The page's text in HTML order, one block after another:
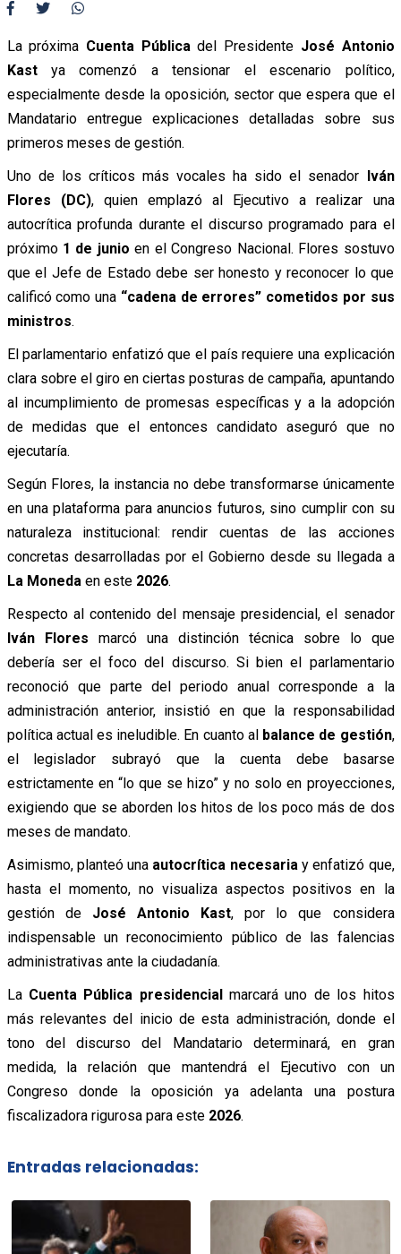
La próxima Cuenta Pública del Presidente José Antonio
Kastya comenzó a tensionar el escenario político,
especialmente desde la oposición, sector que espera que el
Mandatario entregue explicaciones detalladas sobre sus
primeros meses de gestión.
Uno de los críticos más vocales ha sido el senador Iván
Flores (DC), quien emplazó al Ejecutivo a realizar una
autocrítica profunda durante el discurso programado para el
próximo 1 de junio en el Congreso Nacional. Flores sostuvo
que el Jefe de Estado debe ser honesto y reconocer lo que
calificó como una “cadena de errores” cometidos por sus
ministros.
El parlamentario enfatizó que el país requiere una explicación
clara sobre el giro en ciertas posturas de campaña, apuntando
al incumplimiento de promesas específicas y a la adopción
de medidas que el entonces candidato aseguró que no
ejecutaría.
Según Flores, la instancia no debe transformarse únicamente
en una plataforma para anuncios futuros, sino cumplir con su
naturaleza institucional: rendir cuentas de las acciones
concretas desarrolladas por el Gobierno desde su llegada a
La Moneda en este 2026.
Respecto al contenido del mensaje presidencial, el senador
Iván Flores marcó una distinción técnica sobre lo que
debería ser el foco del discurso. Si bien el parlamentario
reconoció que parte del periodo anual corresponde a la
administración anterior, insistió en que la responsabilidad
política actual es ineludible. En cuanto al balance de gestión,
el legislador subrayó que la cuenta debe basarse
estrictamente en “lo que se hizo” y no solo en proyecciones,
exigiendo que se aborden los hitos de los poco más de dos
meses de mandato.
Asimismo, planteó una autocrítica necesaria y enfatizó que,
hasta el momento, no visualiza aspectos positivos en la
gestión de José Antonio Kast, por lo que considera
indispensable un reconocimiento público de las falencias
administrativas ante la ciudadanía.
La Cuenta Pública presidencialmarcará uno de los hitos
más relevantes del inicio de esta administración, donde el
tono del discurso del Mandatario determinará, en gran
medida, la relación que mantendrá el Ejecutivo con un
Congreso donde la oposición ya adelanta una postura
fiscalizadora rigurosa para este 2026.
Entradas relacionadas: